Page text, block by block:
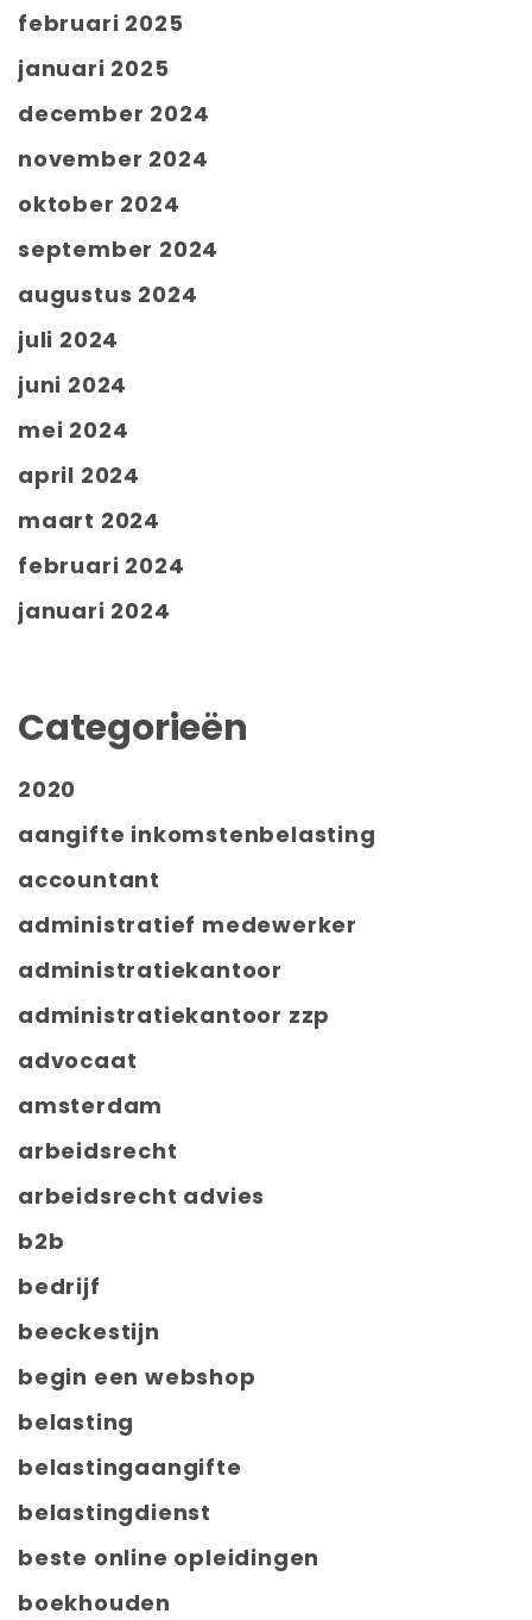
februari 2025
januari 2025
december 2024
november 2024
oktober 2024
september 2024
augustus 2024
juli 2024
juni 2024
mei 2024
april 2024
maart 2024
februari 2024
januari 2024
Categorieën
2020
aangifte inkomstenbelasting
accountant
administratief medewerker
administratiekantoor
administratiekantoor zzp
advocaat
amsterdam
arbeidsrecht
arbeidsrecht advies
b2b
bedrijf
beeckestijn
begin een webshop
belasting
belastingaangifte
belastingdienst
beste online opleidingen
boekhouden